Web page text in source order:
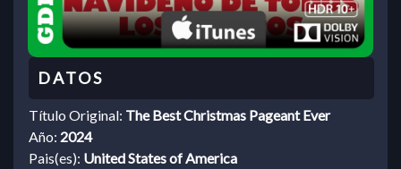
Título Original: The Best Christmas Pageant Ever
Año: 2024
Pais(es): United States of America